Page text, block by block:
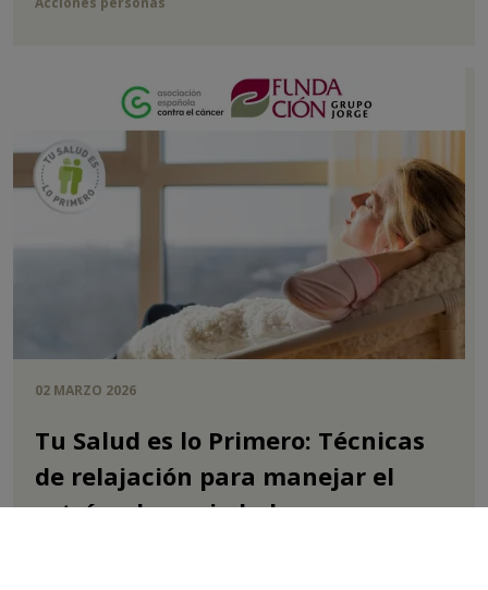
02 MARZO 2026
Tu Salud es lo Primero: Técnicas
de relajación para manejar el
estrés y la ansiedad